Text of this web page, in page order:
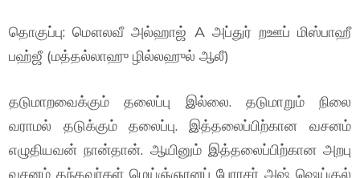
தொகுப்பு: மௌலவீ அல்ஹாஜ் A அப்துர் றஊப் மிஸ்பாஹீ
பஹ்ஜீ (மத்தல்லாஹு ழில்லஹுல் ஆலீ)
தடுமாறவைக்கும் தலைப்பு இல்லை. தடுமாறும் நிலை
வராமல் தடுக்கும் தலைப்பு. இத்தலைப்பிற்கான வசனம்
எழுதியவன் நான்தான். ஆயினும் இத்தலைப்பிற்கான அறபு
வசனம் தந்தவர்கள் மெய்ஞ்ஞானப் பேரரசர் அஷ் ஷெய்குல்